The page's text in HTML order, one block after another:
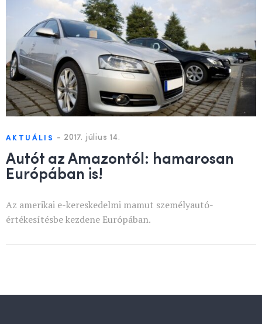
AKTUÁLIS - 2017. július 14.
Autót az Amazontól: hamarosan
Európában is!
Az amerikai e-kereskedelmi mamut személyautó-
értékesítésbe kezdene Európában.